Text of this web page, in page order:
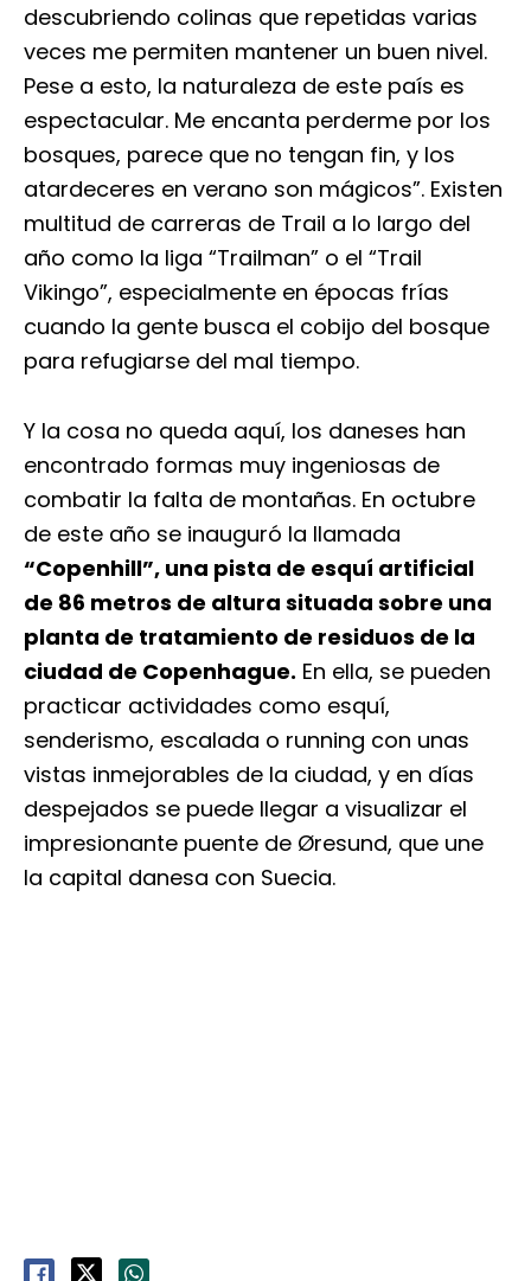
descubriendo colinas que repetidas varias
veces me permiten mantener un buen nivel.
Pese a esto, la naturaleza de este país es
espectacular. Me encanta perderme por los
bosques, parece que no tengan fin, y los
atardeceres en verano son mágicos”. Existen
multitud de carreras de Trail a lo largo del
año como la liga “Trailman” o el “Trail
Vikingo”, especialmente en épocas frías
cuando la gente busca el cobijo del bosque
para refugiarse del mal tiempo.
Y la cosa no queda aquí, los daneses han
encontrado formas muy ingeniosas de
combatir la falta de montañas. En octubre
de este año se inauguró la llamada
“Copenhill”, una pista de esquí artificial
de 86 metros de altura situada sobre una
planta de tratamiento de residuos de la
ciudad de Copenhague. En ella, se pueden
practicar actividades como esquí,
senderismo, escalada o running con unas
vistas inmejorables de la ciudad, y en días
despejados se puede llegar a visualizar el
impresionante puente de Øresund, que une
la capital danesa con Suecia.